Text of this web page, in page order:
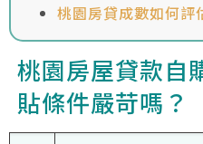
桃園房貸成數如何評
桃園房屋貸款自
貼條件嚴苛嗎？